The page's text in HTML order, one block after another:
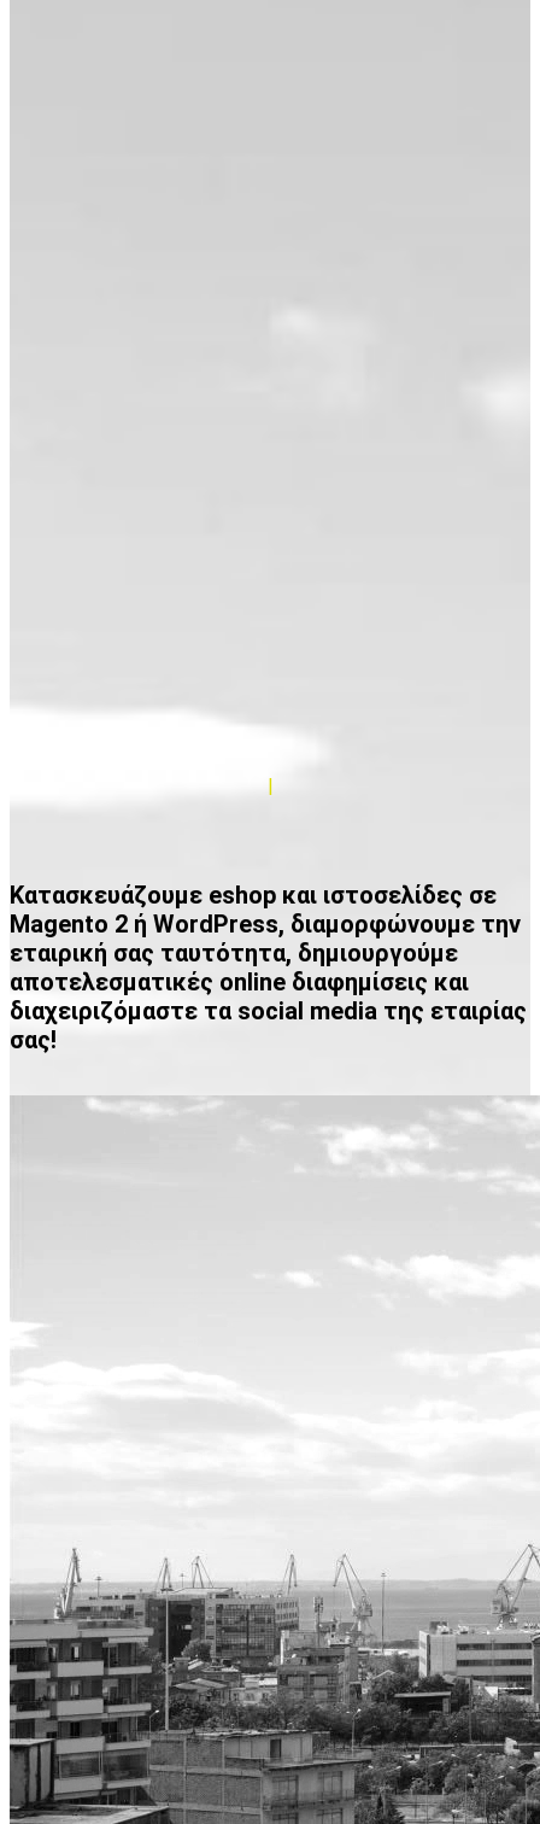
|
Κατασκευάζουμε eshop και ιστοσελίδες σε
Magento 2 ή WordPress, διαμορφώνουμε την
εταιρική σας ταυτότητα, δημιουργούμε
αποτελεσματικές online διαφημίσεις και
διαχειριζόμαστε τα social media της εταιρίας
σας!